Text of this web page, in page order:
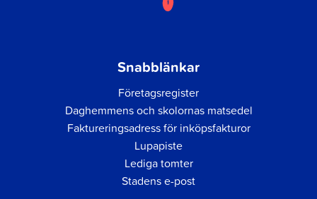
Snabblänkar
Företagsregister
Daghemmens och skolornas matsedel
Faktureringsadress för inköpsfakturor
Lupapiste
Lediga tomter
Stadens e-post